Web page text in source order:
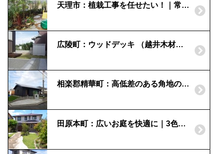
天理市：植栽工事を任せたい！｜常緑樹で目かくし
広陵町：ウッドデッキ （越井木材：マクセラムデッキ）｜子どもがのびのび遊べるお庭
相楽郡精華町：高低差のある角地の外構
田原本町：広いお庭を快適に｜3色のレンガとアレンジフレーム